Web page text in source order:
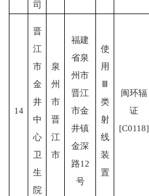
司
14
晋
江
市
金
井
中
心
卫
生
院
泉
州
市
晋
江
市
福建
省泉
州市
晋江
市金
井镇
金深
路12
号
使
用
Ⅲ
类
射
线
装
置
闽环辐
证
[C0118]